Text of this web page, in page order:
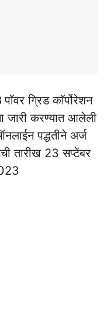
पॉवर ग्रिड कॉर्पोरेशन
जारी करण्यात आलेली
पद्धतीने अर्ज
तारीख 23 सप्टेंबर